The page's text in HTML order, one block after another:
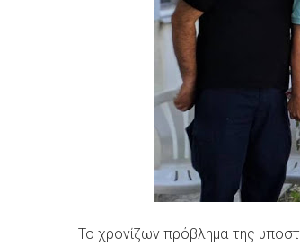
Το χρονίζων πρόβλημα της